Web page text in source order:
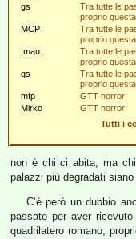
gs
Tra tutte le
proprio questa
MCP
Tra tutte le
proprio questa
.mau.
Tra tutte le
proprio questa
gs
Tra tutte le
proprio questa
mfp
GTT horror
Mirko
GTT horror
Tutti i
non è chi ci abita, ma
palazzi più degradati
C’è però un dubbio
passato per aver
quadrilatero romano,